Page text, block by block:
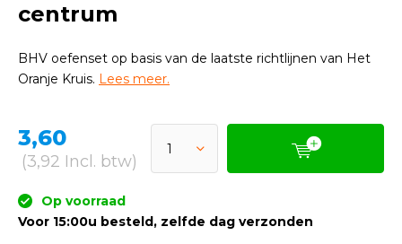
centrum
BHV oefenset op basis van de laatste richtlijnen van Het
Oranje Kruis. Lees meer.
3,60
(3,92 Incl. btw)
Op voorraad
Voor 15:00u besteld, zelfde dag verzonden